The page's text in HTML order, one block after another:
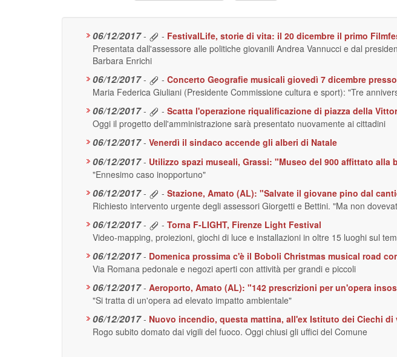
06/12/2017 - - FestivalLife, storie di vita: il 20 dicembre il primo
Presentata dall'assessore alle politiche giovanili Andrea Vannucci e dal
Barbara Enrichi
06/12/2017 - - Concerto Geografie musicali giovedì 7 dicembre
Maria Federica Giuliani (Presidente Commissione cultura e sport): "Tre
06/12/2017 - - Scatta l'operazione riqualificazione di piazza della
Oggi il progetto dell'amministrazione sarà presentato nuovamente ai cittadini
06/12/2017 - Venerdì il sindaco accende gli alberi di Natale
06/12/2017 - Utilizzo spazi museali, Grassi: "Museo del 900 affittato
"Ennesimo caso inopportuno"
06/12/2017 - - Stazione, Amato (AL): "Salvate il giovane pino dal
Richiesto intervento urgente degli assessori Giorgetti e Bettini. "Ma non
06/12/2017 - - Torna F-LIGHT, Firenze Light Festival
Video-mapping, proiezioni, giochi di luce e installazioni in oltre 15 luoghi sul
06/12/2017 - Domenica prossima c'è il Boboli Christmas musical road
Via Romana pedonale e negozi aperti con attività per grandi e piccoli
06/12/2017 - Aeroporto, Amato (AL): "142 prescrizioni per un'opera
"Si tratta di un'opera ad elevato impatto ambientale"
06/12/2017 - Nuovo incendio, questa mattina, all'ex Istituto dei Ciechi di
Rogo subito domato dai vigili del fuoco. Oggi chiusi gli uffici del Comune